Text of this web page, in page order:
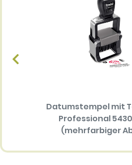
Datumstempel mit
Professional
(mehrfarbiger